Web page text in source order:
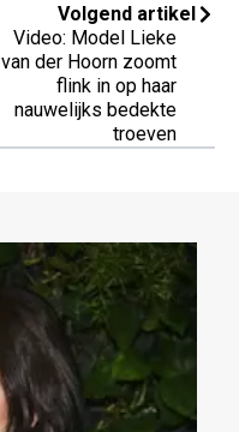
Volgend artikel
Video: Model Lieke
van der Hoorn zoomt
flink in op haar
nauwelijks bedekte
troeven